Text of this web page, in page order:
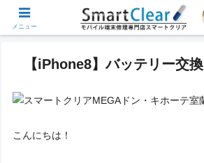
【iPhone8】バッテリー交換
こんにちは！
メニュー